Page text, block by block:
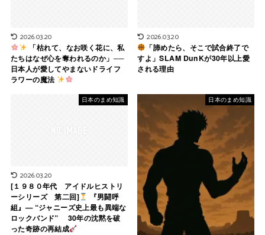
2026.03.20
「枯れて、なお咲く花に、私
たちはなぜ心を奪われるのか」──
日本人が愛してやまないドライフ
ラワーの魔法
2026.03.20
「諦めたら、そこで試合終了で
すよ」SLAM DunKが30年以上愛
される理由
日本のまめ知識
2026.03.20
[１９８０年代 アイドルヒストリ
ーシリーズ 第二回]
『男闘呼
組』— “ジャニーズ史上最も異端な
ロックバンド” 30年の沈黙を破
った奇跡の再結成
日本のまめ知識